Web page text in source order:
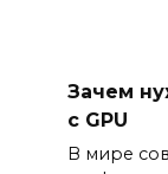
Зачем
с GPU
В мире